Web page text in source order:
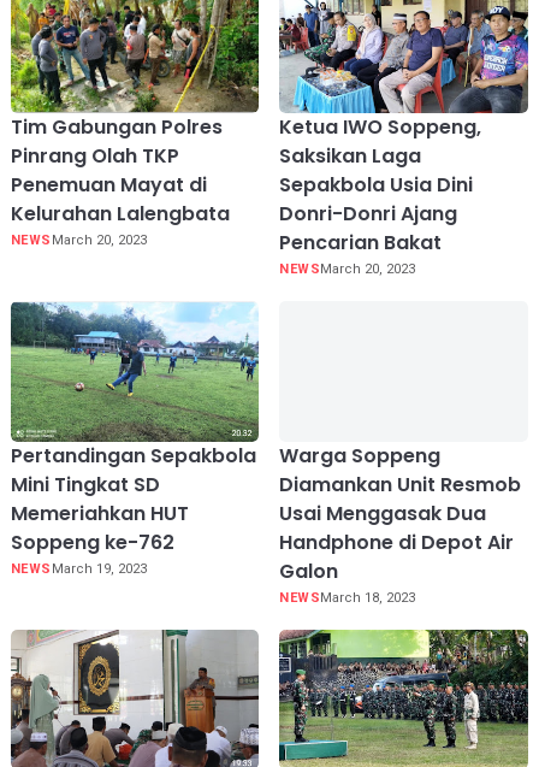
Tim Gabungan Polres
Pinrang Olah TKP
Penemuan Mayat di
Kelurahan Lalengbata
NEWS March 20, 2023
Ketua IWO Soppeng,
Saksikan Laga
Sepakbola Usia Dini
Donri-Donri Ajang
Pencarian Bakat
NEWS March 20, 2023
Pertandingan Sepakbola
Mini Tingkat SD
Memeriahkan HUT
Soppeng ke-762
NEWS March 19, 2023
Warga Soppeng
Diamankan Unit Resmob
Usai Menggasak Dua
Handphone di Depot Air
Galon
NEWSMarch 18, 2023